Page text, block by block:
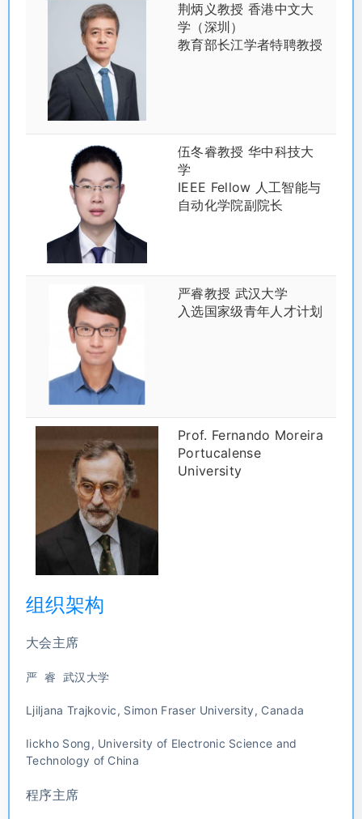
荆炳义教授 香港中文大
学（深圳）
教育部长江学者特聘教授
伍冬睿教授 华中科技大
学
IEEE Fellow 人工智能与
自动化学院副院长
严睿教授 武汉大学
入选国家级青年人才计划
Prof. Fernando Moreira
Portucalense
University
组织架构
大会主席
严 睿 武汉大学
Ljiljana Trajkovic, Simon Fraser University, Canada
Iickho Song, University of Electronic Science and
Technology of China
程序主席